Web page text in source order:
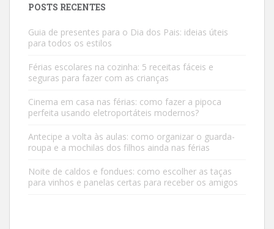
POSTS RECENTES
Guia de presentes para o Dia dos Pais: ideias úteis
para todos os estilos
Férias escolares na cozinha: 5 receitas fáceis e
seguras para fazer com as crianças
Cinema em casa nas férias: como fazer a pipoca
perfeita usando eletroportáteis modernos?
Antecipe a volta às aulas: como organizar o guarda-
roupa e a mochilas dos filhos ainda nas férias
Noite de caldos e fondues: como escolher as taças
para vinhos e panelas certas para receber os amigos